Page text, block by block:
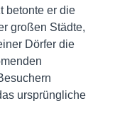
betonte er die
großen Städte,
Dörfer die
ursprüngliche